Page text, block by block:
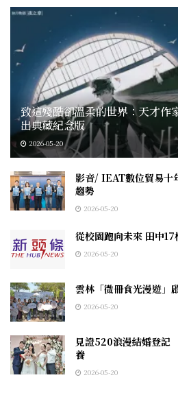
致這殘酷卻溫柔的世界：天才作
出典藏紀念版
2026-05-20
影音/ IEAT數位貿易
趨勢
2026-05-20
從校園跑向未來 田中
2026-05-20
雲林「微冊食光漫遊
2026-05-20
見證520浪漫結婚登記
養
2026-05-20